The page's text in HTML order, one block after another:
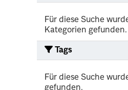
Für diese Suche
Kategorien gefunden.
Tags
Für diese Suche
gefunden.